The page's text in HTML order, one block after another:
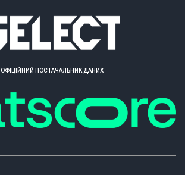
ОФІЦІЙНИЙ ПОСТАЧАЛЬНИК ДАНИХ